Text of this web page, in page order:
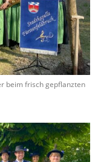
beim frisch gepflanzten